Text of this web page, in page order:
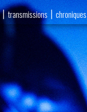
| transmissions | chroniques